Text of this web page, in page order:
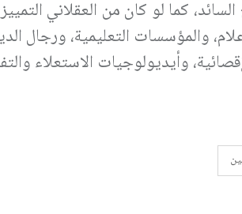
كما لو كان من العقلاني
والمؤسسات التعليمية، ورجال
وأيديولوجيات الاستعلاء